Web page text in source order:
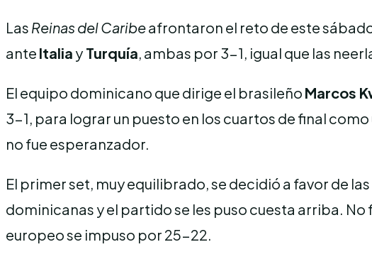
Las Reinas del Caribeafrontaron el reto de este
ante Italia y Turquía, ambas por 3-1, igual que las
El equipo dominicano que dirige el brasileño Marcos
3-1, para lograr un puesto en los cuartos de final
no fue esperanzador.
El primer set, muy equilibrado, se decidió a favor de
dominicanas y el partido se les puso cuesta arriba.
europeo se impuso por 25-22.